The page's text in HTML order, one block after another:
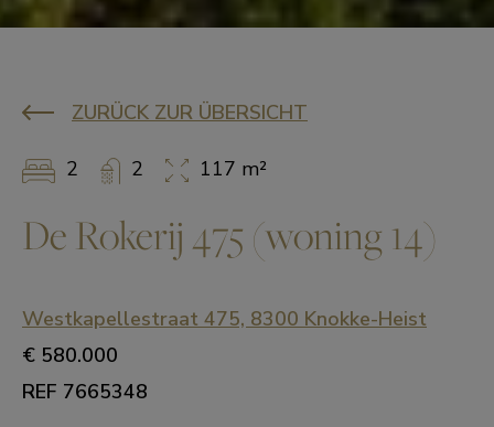
ZURÜCK ZUR ÜBERSICHT
2 2 117 m²
De Rokerij 475 (woning 14)
Westkapellestraat 475, 8300 Knokke-Heist
€ 580.000
REF 7665348